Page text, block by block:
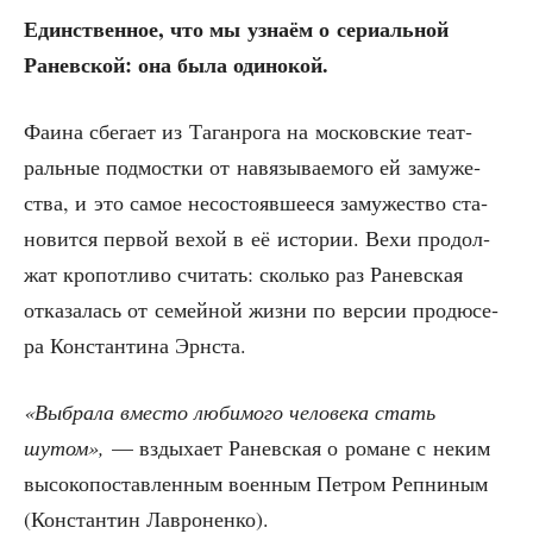
Един­ствен­ное, что мы узна­ём о сери­аль­ной
Ранев­ской: она была одинокой.
Фаи­на сбе­га­ет из Таган­ро­га на мос­ков­ские теат­
раль­ные под­мост­ки от навя­зы­ва­е­мо­го ей заму­же­
ства, и это самое несо­сто­яв­ше­е­ся заму­же­ство ста­
но­вит­ся пер­вой вехой в её исто­рии. Вехи про­дол­
жат кро­пот­ли­во счи­тать: сколь­ко раз Ранев­ская
отка­за­лась от семей­ной жиз­ни по вер­сии про­дю­се­
ра Кон­стан­ти­на Эрнста.
«Выбра­ла вме­сто люби­мо­го чело­ве­ка стать
шутом», — взды­ха­ет Ранев­ская о романе с неким
высо­ко­по­став­лен­ным воен­ным Пет­ром Реп­ни­ным
(Кон­стан­тин Лавроненко).